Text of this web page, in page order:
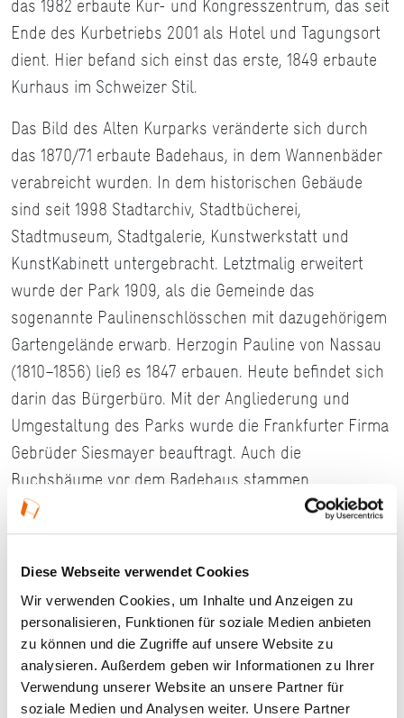
Diese Webseite verwendet Cookies
Wir verwenden Cookies, um Inhalte und Anzeigen zu
personalisieren, Funktionen für soziale Medien anbieten
zu können und die Zugriffe auf unsere Website zu
analysieren. Außerdem geben wir Informationen zu Ihrer
Verwendung unserer Website an unsere Partner für
soziale Medien und Analysen weiter. Unsere Partner
das 1982 erbaute Kur- und Kongresszentrum, das seit
Ende des Kurbetriebs 2001 als Hotel und Tagungsort
dient. Hier befand sich einst das erste, 1849 erbaute
Kurhaus im Schweizer Stil.
Das Bild des Alten Kurparks veränderte sich durch
das 1870/71 erbaute Badehaus, in dem Wannenbäder
verabreicht wurden. In dem historischen Gebäude
sind seit 1998 Stadtarchiv, Stadtbücherei,
Stadtmuseum, Stadtgalerie, Kunstwerkstatt und
KunstKabinett untergebracht. Letztmalig erweitert
wurde der Park 1909, als die Gemeinde das
sogenannte Paulinenschlösschen mit dazugehörigem
Gartengelände erwarb. Herzogin Pauline von Nassau
(1810–1856) ließ es 1847 erbauen. Heute befindet sich
darin das Bürgerbüro. Mit der Angliederung und
Umgestaltung des Parks wurde die Frankfurter Firma
Gebrüder Siesmayer beauftragt. Auch die
Buchsbäume vor dem Badehaus stammen
größtenteils noch aus dieser Zeit und zählen zur
Gestaltung des Parks durch die Firma Siesmayer. Der
Alte Kurpark steht mittlerweile unter Denkmalschutz.
1960er-Jahren der Neue Kurpark zwischen Eichwald
und Salinenstraße angelegt wurde.
Täglich geöffnet
Eintritt frei